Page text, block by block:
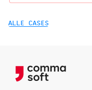
ALLE CASES